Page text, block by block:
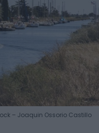
– Joaquin Ossorio Castillo